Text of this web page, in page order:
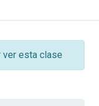
ver esta clase